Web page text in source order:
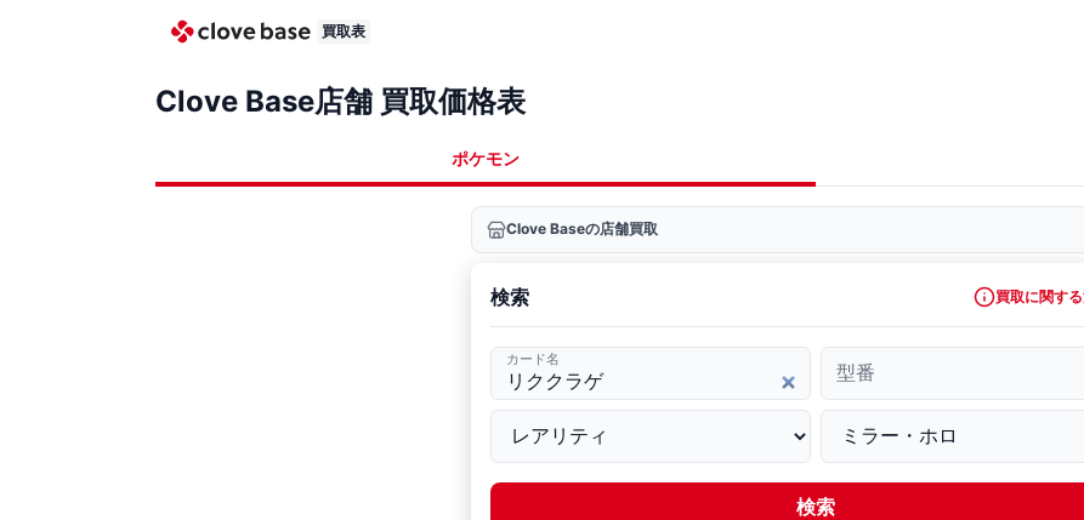
買取表
Clove Base店舗 買取価格表
ポケモン
Clove Baseの店舗買取
検索 買取に関す
カード名
型番
検索